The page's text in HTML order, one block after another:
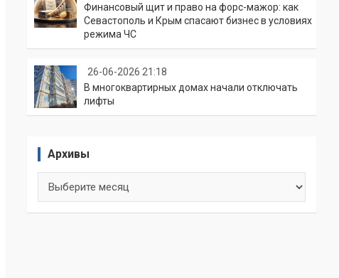
Финансовый щит и право на форс-мажор: как
Севастополь и Крым спасают бизнес в условиях
режима ЧС
26-06-2026 21:18
В многоквартирных домах начали отключать
лифты
Архивы